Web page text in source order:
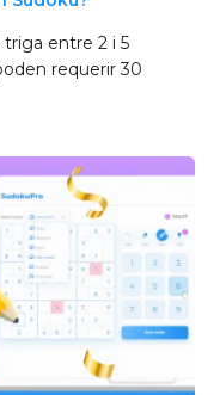
entre 2 i 5
requerir 30